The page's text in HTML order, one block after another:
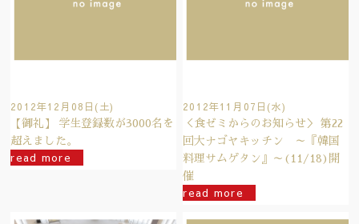
2012年12月08日(土)
【御礼】 学生登録数が3000名を
超えました。
read more
2012年11月07日(水)
＜食ゼミからのお知らせ＞ 第22
回大ナゴヤキッチン ～『韓国
料理サムゲタン』～(11/18)開
催
read more